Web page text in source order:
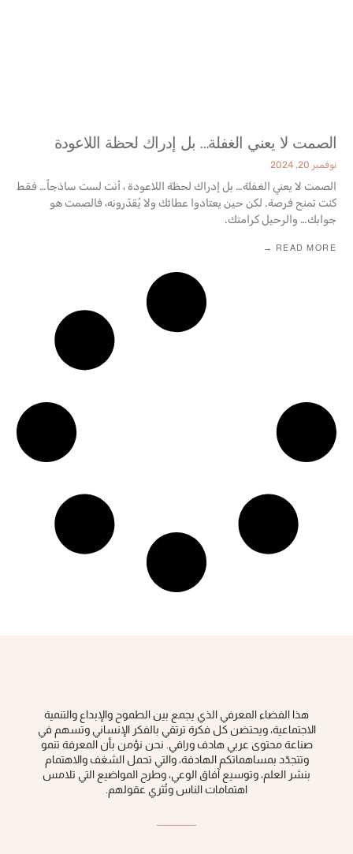
الصمت لا يعني الغفلة… بل إدراك لحظة اللاعودة
نوفمبر 20, 2024
الصمت لا يعني الغفلة… بل إدراك لحظة اللاعودة ، أنت لست ساذجاً… فقط
كنت تمنح فرصة. لكن حين يعتادوا عطائك ولا يُقدّرونه، فالصمت هو
جوابك… والرحيل كرامتك.
READ MORE →
هذا الفضاء المعرفي الذي يجمع بين الطموح والإبداع والتنمية
الاجتماعية، ويحتضن كل فكرة ‏ترتقي بالفكر الإنساني وتسهم في
صناعة محتوى عربي هادف وراقي‎.‎ نحن نؤمن بأن المعرفة تنمو
وتتجدّد بمساهماتكم الهادفة، والتي تحمل الشغف والاهتمام
بنشر العلم، وتوسيع آفاق الوعي، ‏وطرح المواضيع التي تلامس
اهتمامات الناس وتُثري عقولهم‎.‎